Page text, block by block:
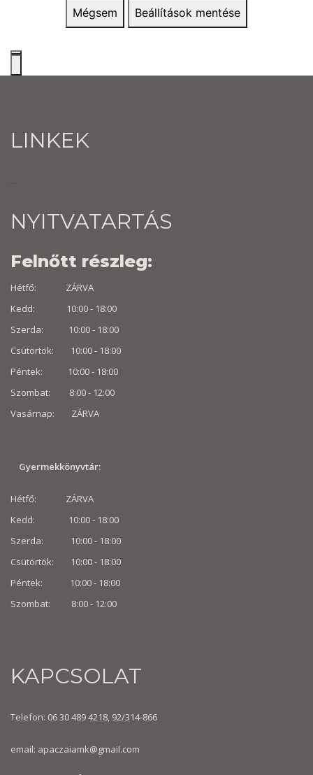
Mégsem Beállítások mentése
LINKEK
...
NYITVATARTÁS
Felnőtt részleg:
Hétfő: ZÁRVA
Kedd: 10:00 - 18:00
Szerda: 10:00 - 18:00
Csütörtök: 10:00 - 18:00
Péntek: 10:00 - 18:00
Szombat: 8:00 - 12:00
Vasárnap: ZÁRVA
Gyermekkönyvtár:
Hétfő: ZÁRVA
Kedd: 10:00 - 18:00
Szerda: 10:00 - 18:00
Csütörtök: 10:00 - 18:00
Péntek: 10:00 - 18:00
Szombat: 8:00 - 12:00
KAPCSOLAT
Telefon: 06 30 489 4218, 92/314-866
email: apaczaiamk@gmail.com